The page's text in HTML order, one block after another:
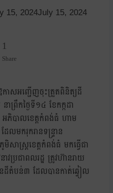
15, 2024July 15, 2024
1
Share
កាសអញ្ជើញចុះត្រួតពិនិត្យដី
រឹកថ្ងៃទី១៤ ខែកក្កដា
អភិបាលខេត្តកំពង់ធំ ហាម
មករុករានទន្ទ្រាន
ាស្ត្រខេត្តកំពង់ធំ មកធ្វើជា
វប្រជាពលរដ្ឋ ត្រូវហ៊ានរាយ
ដីតំបន់៣ ដែលបានកាត់ឆ្វៀល